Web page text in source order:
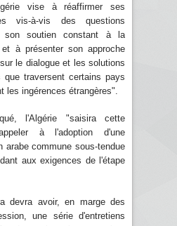
vise à réaffirmer ses
vis-à-vis des questions
son soutien constant à la
à présenter son approche
le dialogue et les solutions
traversent certains pays
les ingérences étrangères".
l'Algérie "saisira cette
à l'adoption d'une
arabe commune sous-tendue
aux exigences de l'étape
devra avoir, en marge des
une série d'entretiens